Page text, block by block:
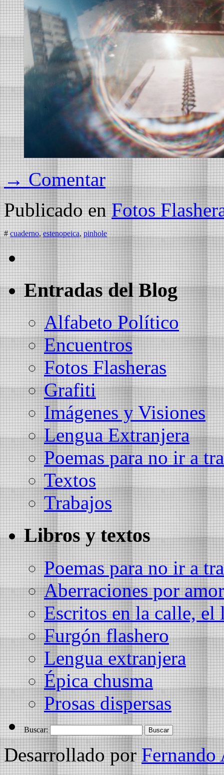
→ Comentar
Publicado en Fotos
# cuaderno,estenopeica,pinhole
Entradas del Blog
Alfabeto Político
Encuentros
Fotos Flasheras
Grafiti
Imágenes y Visiones
Lengua Extranjera
Poemas para no ir a
Textos
Trabajos
Libros y textos
Poemas para no ir a
Aberraciones por amor
Escritos en la calle, el
Furgón flashero
Lengua extranjera
Épica chusma
Prosas dispersas
Buscar:
Desarrollado porFernando